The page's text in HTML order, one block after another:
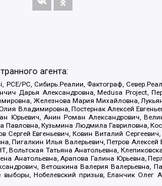
агента:
PC, Сибирь.Реалии, Фактограф,
Дарья Александровна, Medusa Project,
Железнова Мария Михайловна,
Владимировна, Постернак Алексей
Анин Роман Александрович,
Павловна, Кузьмина Людмила Гавриловна,
Евгеньевич, Ковин Виталий
Пигалкин Илья Валерьевич, Петров
Татьяна Анатольевна,
Анатольевна, Арапова Галина Юрьевна,
Ветошкина Валерия Валерьевна,
Нобелевский призыв, Еланчик Олег